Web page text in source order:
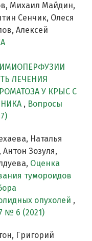
Михаил Майдин,
Сенчик, Олеся
Алексей
ЛЕЧЕНИЯ
У КРЫС С
, Вопросы
Наталья
Зозуля,
Оценка
тумороидов
опухолей ,
№ 6 (2021)
Григорий